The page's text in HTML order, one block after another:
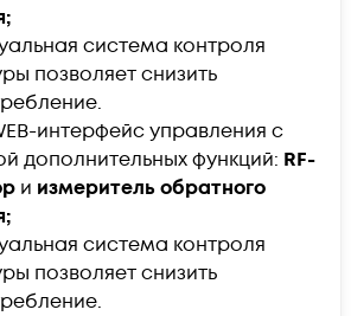
система контроля
позволяет снизить
интерфейс управления c
дополнительных функций: RF-
и измеритель обратного
система контроля
позволяет снизить